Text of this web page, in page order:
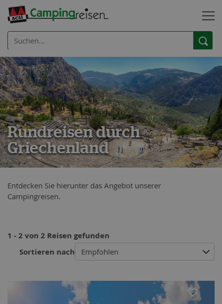
Rundreisen durch
Griechenland
Entdecken Sie hierunter das Angebot unserer
Campingreisen.
1 - 2 von 2 Reisen gefunden
Sortieren nach
Empfohlen